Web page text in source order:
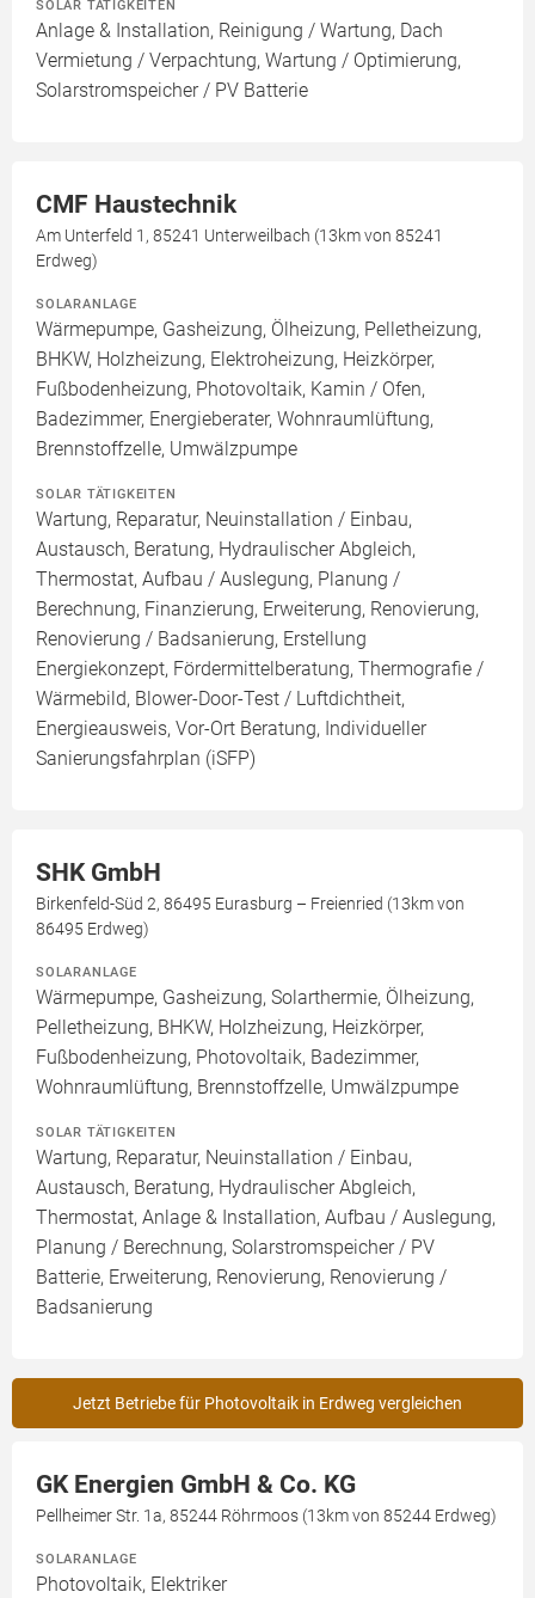
SOLAR TÄTIGKEITEN
Anlage & Installation, Reinigung / Wartung, Dach
Vermietung / Verpachtung, Wartung / Optimierung,
Solarstromspeicher / PV Batterie
CMF Haustechnik
Am Unterfeld 1, 85241 Unterweilbach (13km von 85241
Erdweg)
SOLARANLAGE
Wärmepumpe, Gasheizung, Ölheizung, Pelletheizung,
BHKW, Holzheizung, Elektroheizung, Heizkörper,
Fußbodenheizung, Photovoltaik, Kamin / Ofen,
Badezimmer, Energieberater, Wohnraumlüftung,
Brennstoffzelle, Umwälzpumpe
SOLAR TÄTIGKEITEN
Wartung, Reparatur, Neuinstallation / Einbau,
Austausch, Beratung, Hydraulischer Abgleich,
Thermostat, Aufbau / Auslegung, Planung /
Berechnung, Finanzierung, Erweiterung, Renovierung,
Renovierung / Badsanierung, Erstellung
Energiekonzept, Fördermittelberatung, Thermografie /
Wärmebild, Blower-Door-Test / Luftdichtheit,
Energieausweis, Vor-Ort Beratung, Individueller
Sanierungsfahrplan (iSFP)
SHK GmbH
Birkenfeld-Süd 2, 86495 Eurasburg – Freienried (13km von
86495 Erdweg)
SOLARANLAGE
Wärmepumpe, Gasheizung, Solarthermie, Ölheizung,
Pelletheizung, BHKW, Holzheizung, Heizkörper,
Fußbodenheizung, Photovoltaik, Badezimmer,
Wohnraumlüftung, Brennstoffzelle, Umwälzpumpe
SOLAR TÄTIGKEITEN
Wartung, Reparatur, Neuinstallation / Einbau,
Austausch, Beratung, Hydraulischer Abgleich,
Thermostat, Anlage & Installation, Aufbau / Auslegung,
Planung / Berechnung, Solarstromspeicher / PV
Batterie, Erweiterung, Renovierung, Renovierung /
Badsanierung
Jetzt Betriebe für Photovoltaik in Erdweg vergleichen
GK Energien GmbH & Co. KG
Pellheimer Str. 1a, 85244 Röhrmoos (13km von 85244 Erdweg)
SOLARANLAGE
Photovoltaik, Elektriker